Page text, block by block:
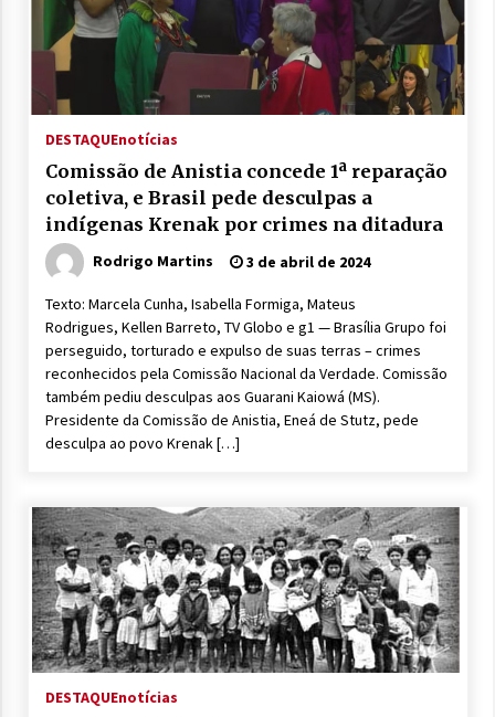
DESTAQUEnotícias
Comissão de Anistia concede 1ª reparação
coletiva, e Brasil pede desculpas a
indígenas Krenak por crimes na ditadura
Rodrigo Martins 3 de abril de 2024
Texto: Marcela Cunha, Isabella Formiga, Mateus
Rodrigues, Kellen Barreto, TV Globo e g1 — Brasília Grupo foi
perseguido, torturado e expulso de suas terras – crimes
reconhecidos pela Comissão Nacional da Verdade. Comissão
também pediu desculpas aos Guarani Kaiowá (MS).
Presidente da Comissão de Anistia, Eneá de Stutz, pede
desculpa ao povo Krenak […]
DESTAQUEnotícias